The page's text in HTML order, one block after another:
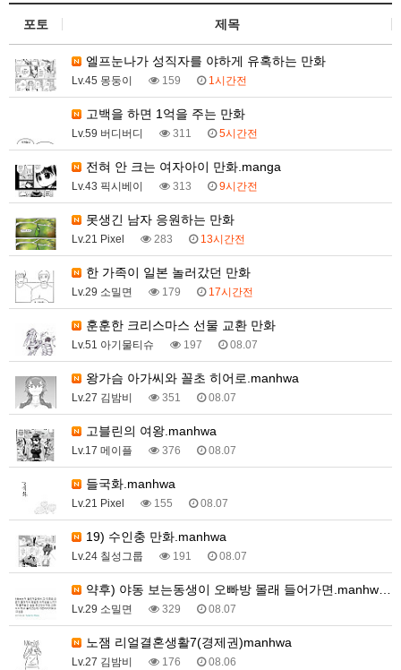
포토 제목
엘프눈나가 성직자를 야하게 유혹하는 만화
Lv.45 몽둥이 159 1시간전
고백을 하면 1억을 주는 만화
Lv.59 버디버디 311 5시간전
전혀 안 크는 여자아이 만화.manga
Lv.43 픽시베이 313 9시간전
못생긴 남자 응원하는 만화
Lv.21 Pixel 283 13시간전
한 가족이 일본 놀러갔던 만화
Lv.29 소밀면 179 17시간전
훈훈한 크리스마스 선물 교환 만화
Lv.51 아기물티슈 197 08.07
왕가슴 아가씨와 꼴초 히어로.manhwa
Lv.27 김밤비 351 08.07
고블린의 여왕.manhwa
Lv.17 메이플 376 08.07
들국화.manhwa
Lv.21 Pixel 155 08.07
19) 수인충 만화.manhwa
Lv.24 칠성그룹 191 08.07
약후) 야동 보는동생이 오빠방 몰래 들어가면.manhw…
Lv.29 소밀면 329 08.07
노잼 리얼결혼생활7(경제권)manhwa
Lv.27 김밤비 176 08.06